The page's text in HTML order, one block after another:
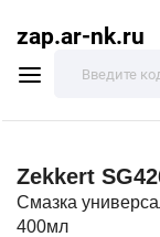
zap.ar-nk.ru
Zekkert
Смазка
400мл